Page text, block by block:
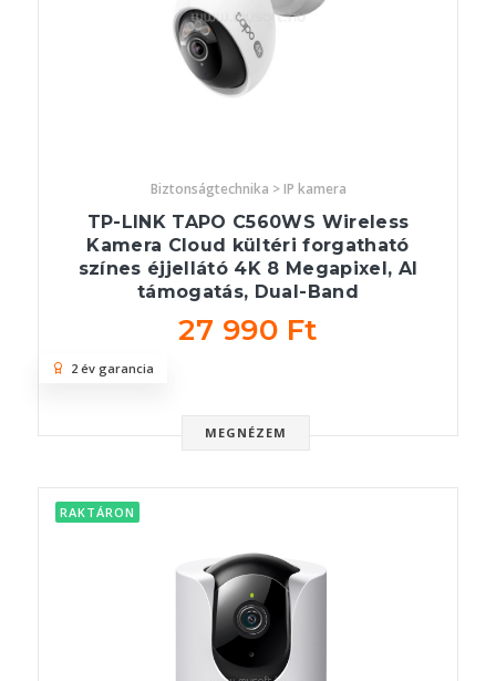
Biztonságtechnika > IP kamera
TP-LINK TAPO C560WS Wireless
Kamera Cloud kültéri forgatható
színes éjjellátó 4K 8 Megapixel, AI
támogatás, Dual-Band
27 990 Ft
MEGNÉZEM
2 év garancia
RAKTÁRON